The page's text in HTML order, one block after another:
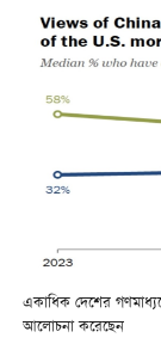
একাধিক দেশের
আলোচনা করেছেন